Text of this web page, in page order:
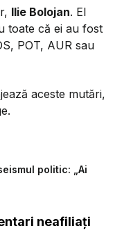
Ilie Bolojan. El
toate că ei au fost
POT, AUR sau
aceste mutări,
politic: „Ai
neafiliați